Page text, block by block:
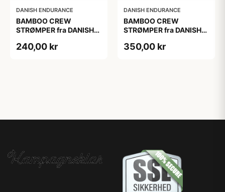
DANISH ENDURANCE
BAMBOO CREW
STRØMPER fra DANISH
Mørkegrøn | Lysegrøn |
240,00 kr
DANISH ENDURANCE
BAMBOO CREW
STRØMPER fra DANISH
38
350,00 kr